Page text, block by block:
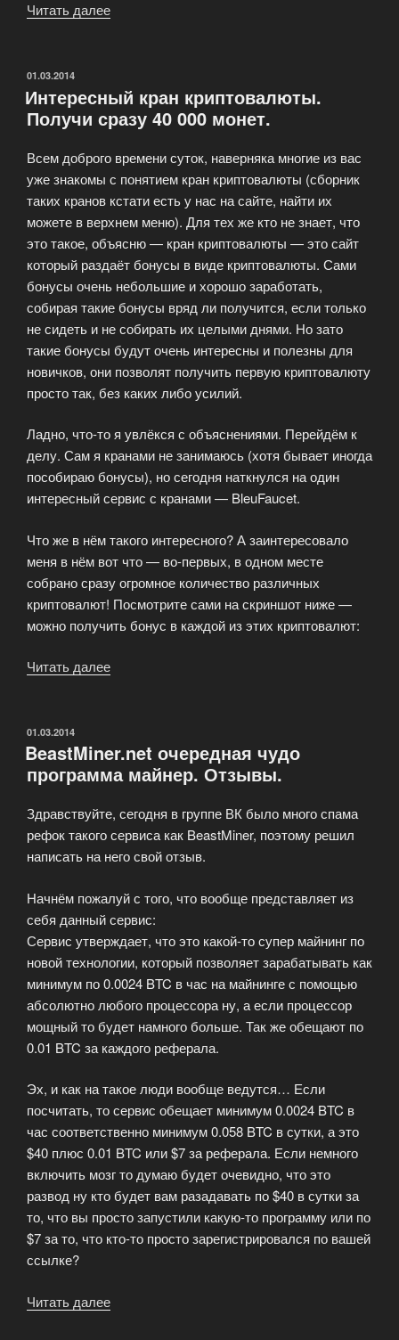
Читать далее
майнинга
Bitcoin»
ОПУБЛИКОВАНО
01.03.2014
Интересный кран криптовалюты.
Получи сразу 40 000 монет.
Всем доброго времени суток, наверняка многие из вас
уже знакомы с понятием кран криптовалюты (сборник
таких кранов кстати есть у нас на сайте, найти их
можете в верхнем меню). Для тех же кто не знает, что
это такое, объясню — кран криптовалюты — это сайт
который раздаёт бонусы в виде криптовалюты. Сами
бонусы очень небольшие и хорошо заработать,
собирая такие бонусы вряд ли получится, если только
не сидеть и не собирать их целыми днями. Но зато
такие бонусы будут очень интересны и полезны для
новичков, они позволят получить первую криптовалюту
просто так, без каких либо усилий.
Ладно, что-то я увлёкся с объяснениями. Перейдём к
делу. Сам я кранами не занимаюсь (хотя бывает иногда
пособираю бонусы), но сегодня наткнулся на один
интересный сервис с кранами — BleuFaucet.
Что же в нём такого интересного? А заинтересовало
меня в нём вот что — во-первых, в одном месте
собрано сразу огромное количество различных
криптовалют! Посмотрите сами на скриншот ниже —
можно получить бонус в каждой из этих криптовалют:
Читать далее
сразу
40
монет.»
ОПУБЛИКОВАНО
01.03.2014
BeastMiner.net очередная чудо
программа майнер. Отзывы.
Здравствуйте, сегодня в группе ВК было много спама
рефок такого сервиса как BeastMiner, поэтому решил
написать на него свой отзыв.
Начнём пожалуй с того, что вообще представляет из
себя данный сервис:
Сервис утверждает, что это какой-то супер майнинг по
новой технологии, который позволяет зарабатывать как
минимум по 0.0024 BTC в час на майнинге с помощью
абсолютно любого процессора ну, а если процессор
мощный то будет намного больше. Так же обещают по
0.01 BTC за каждого реферала.
Эх, и как на такое люди вообще ведутся… Если
посчитать, то сервис обещает минимум 0.0024 BTC в
час соответственно минимум 0.058 BTC в сутки, а это
$40 плюс 0.01 BTC или $7 за реферала. Если немного
включить мозг то думаю будет очевидно, что это
развод ну кто будет вам разадавать по $40 в сутки за
то, что вы просто запустили какую-то программу или по
$7 за то, что кто-то просто зарегистрировался по вашей
ссылке?
Читать далее